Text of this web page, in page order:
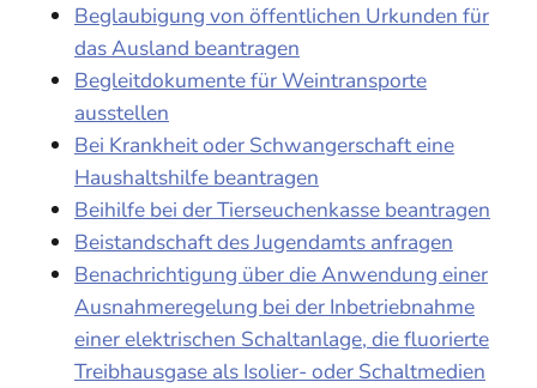
Beglaubigung von öffentlichen Urkunden für
das Ausland beantragen
Begleitdokumente für Weintransporte
ausstellen
Bei Krankheit oder Schwangerschaft eine
Haushaltshilfe beantragen
Beihilfe bei der Tierseuchenkasse beantragen
Beistandschaft des Jugendamts anfragen
Benachrichtigung über die Anwendung einer
Ausnahmeregelung bei der Inbetriebnahme
einer elektrischen Schaltanlage, die fluorierte
Treibhausgase als Isolier- oder Schaltmedien